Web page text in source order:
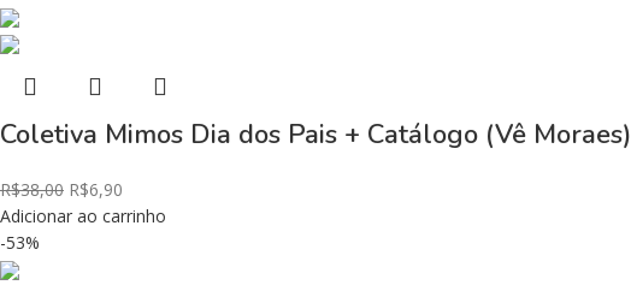
Coletiva Mimos Dia dos Pais + Catálogo (Vê Moraes)
R$38,00 R$6,90
Adicionar ao carrinho
-53%